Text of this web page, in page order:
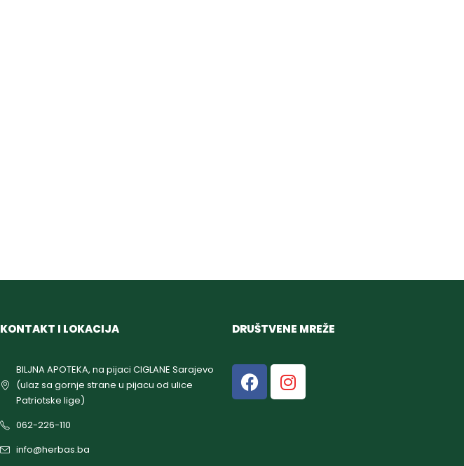
KONTAKT I LOKACIJA
BILJNA APOTEKA, na pijaci CIGLANE Sarajevo
(ulaz sa gornje strane u pijacu od ulice
Patriotske lige)
062-226-110
info@herbas.ba
DRUŠTVENE MREŽE